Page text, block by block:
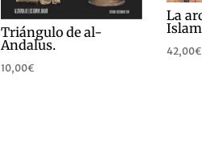
Triángulo de al-
Andalus.
10,00€
La
42,00€